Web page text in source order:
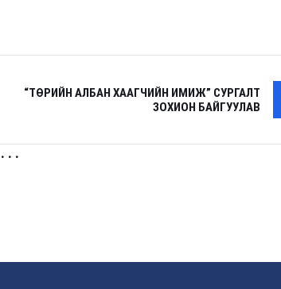
“ТӨРИЙН АЛБАН ХААГЧИЙН ИМИЖ” СУРГАЛТ
ЗОХИОН БАЙГУУЛАВ
. . .